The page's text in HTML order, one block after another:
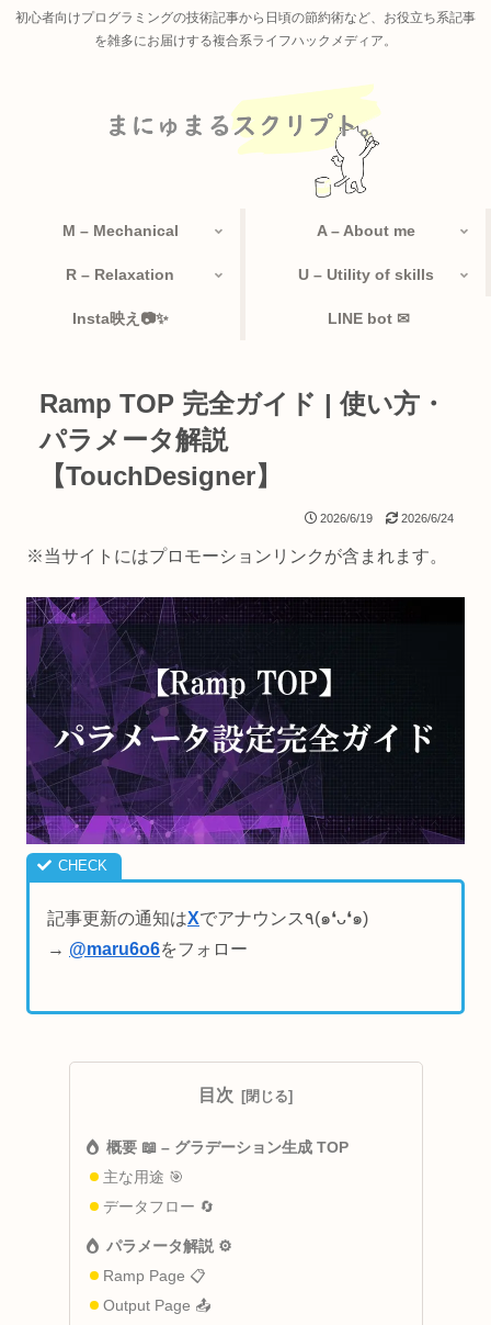
初心者向けプログラミングの技術記事から日頃の節約術など、お役立ち系記事
を雑多にお届けする複合系ライフハックメディア。
M – Mechanical A – About me
R – Relaxation U – Utility of skills
Insta映え📷✨ LINE bot ✉
Ramp TOP 完全ガイド | 使い方・
パラメータ解説
【TouchDesigner】
2026/6/19 2026/6/24
※当サイトにはプロモーションリンクが含まれます。
記事更新の通知はX
でアナウンス٩(๑❛ᴗ❛๑)
→ @maru6o6をフォロー
目次
概要 📖 – グラデーション生成 TOP
主な用途 🎯
データフロー 🔄
パラメータ解説 ⚙️
Ramp Page 📋
Output Page 📤